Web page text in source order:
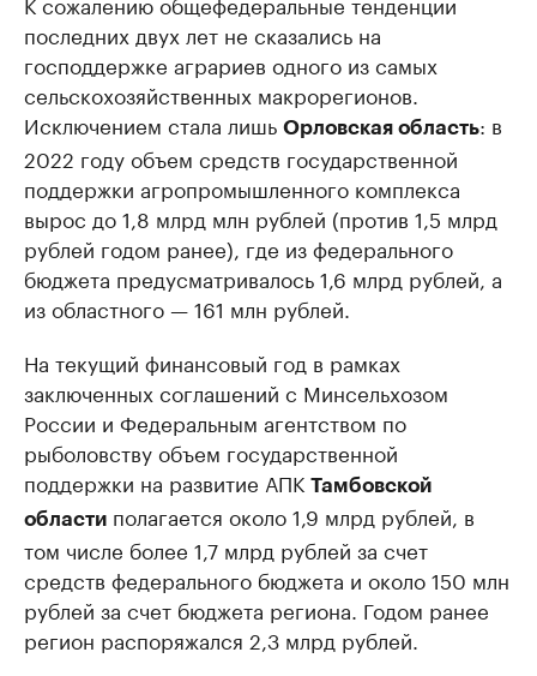
Делитесь новостями бизнеса на РБК
Управляйте страницей компании и развивайте личные
бренды спикеров бизнеса
Посмотрите
последних двух лет не сказались на
господдержке аграриев одного из самых
сельскохозяйственных макрорегионов.
Исключением стала лишь Орловская область: в
2022 году объем средств государственной
поддержки агропромышленного комплекса
вырос до 1,8 млрд млн рублей (против 1,5 млрд
рублей годом ранее), где из федерального
бюджета предусматривалось 1,6 млрд рублей, а
из областного — 161 млн рублей.
На текущий финансовый год в рамках
заключенных соглашений с Минсельхозом
России и Федеральным агентством по
рыболовству объем государственной
поддержки на развитие АПК Тамбовской
области полагается около 1,9 млрд рублей, в
том числе более 1,7 млрд рублей за счет
средств федерального бюджета и около 150 млн
рублей за счет бюджета региона. Годом ранее
регион распоряжался 2,3 млрд рублей.